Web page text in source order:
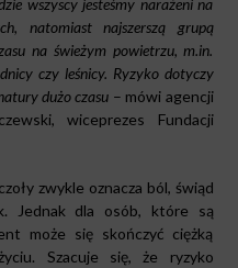
natomiast najszerszą grupą
na świeżym powietrzu, m.in.
czy leśnicy. Ryzyko dotyczy
dużo czasu – mówi agencji
wiceprezes Fundacji
zwykle oznacza ból, świąd
Jednak dla osób, które są
może się skończyć ciężką
Szacuje się, że ryzyko